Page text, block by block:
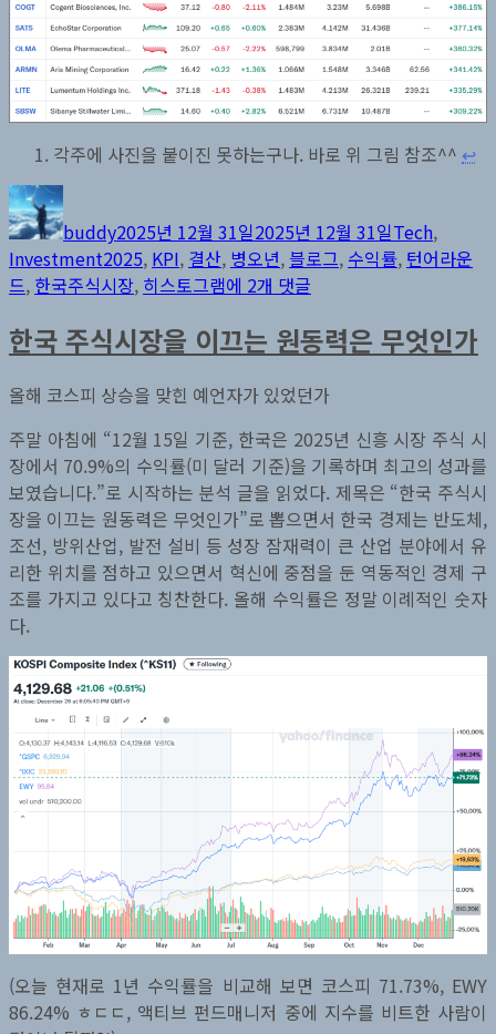
각주에 사진을 붙이진 못하는구나. 바로 위 그림 참조^^ ↩︎
글
쓴
이
buddy성
일
자
2025년 12월 31일2025년 12월 31일테
고
리
Tech,
Investment태
그
2025, KPI, 결산, 병오년, 블로그, 수익률, 턴어라운
드, 한국주식시장, 히스토그램2025
한
국
주
시
장
과
블
로
그
결
에 2개 댓글
한국 주식시장을 이끄는 원동력은 무엇인가
올해 코스피 상승을 맞힌 예언자가 있었던가
주말 아침에 “12월 15일 기준, 한국은 2025년 신흥 시장 주식 시
장에서 70.9%의 수익률(미 달러 기준)을 기록하며 최고의 성과를
보였습니다.”로 시작하는 분석 글을 읽었다. 제목은 “한국 주식시
장을 이끄는 원동력은 무엇인가”로 뽑으면서 한국 경제는 반도체,
조선, 방위산업, 발전 설비 등 성장 잠재력이 큰 산업 분야에서 유
리한 위치를 점하고 있으면서 혁신에 중점을 둔 역동적인 경제 구
조를 가지고 있다고 칭찬한다. 올해 수익률은 정말 이례적인 숫자
다.
(오늘 현재로 1년 수익률을 비교해 보면 코스피 71.73%, EWY
86.24% ㅎㄷㄷ, 액티브 펀드매니저 중에 지수를 비트한 사람이